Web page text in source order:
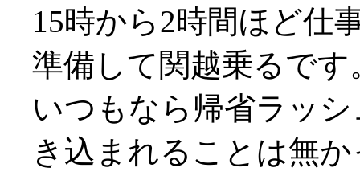
15時から2時間ほど仕
準備して関越乗るです
いつもなら帰省ラッ
き込まれることは無